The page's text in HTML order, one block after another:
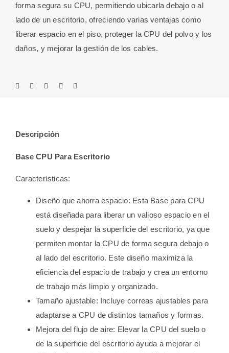
forma segura su CPU, permitiendo ubicarla debajo o al
lado de un escritorio, ofreciendo varias ventajas como
liberar espacio en el piso, proteger la CPU del polvo y los
daños, y mejorar la gestión de los cables.
Descripción
Base CPU Para Escritorio
Características:
Diseño que ahorra espacio: Esta Base para CPU
está diseñada para liberar un valioso espacio en el
suelo y despejar la superficie del escritorio, ya que
permiten montar la CPU de forma segura debajo o
al lado del escritorio. Este diseño maximiza la
eficiencia del espacio de trabajo y crea un entorno
de trabajo más limpio y organizado.
Tamaño ajustable: Incluye correas ajustables para
adaptarse a CPU de distintos tamaños y formas.
Mejora del flujo de aire: Elevar la CPU del suelo o
de la superficie del escritorio ayuda a mejorar el